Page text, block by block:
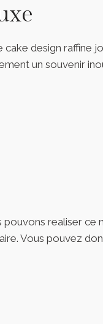
cake design raffine
un souvenir
realiser ce
Vous pouvez